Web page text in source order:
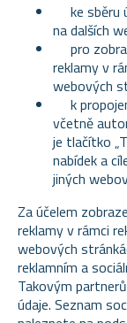
ke sběru
na dalších
pro
reklamy v
webových
k
včetně
je tlačítko
nabídek a
jiných
Za účelem
reklamy v rámci
webových
reklamním a
Takovým
údaje. Seznam